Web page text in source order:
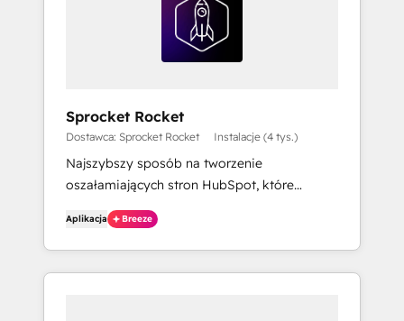
Sprocket Rocket
Dostawca: Sprocket Rocket Instalacje (4 tys.)
Najszybszy sposób na tworzenie
oszałamiających stron HubSpot, które
konwertują. Dzięki prostocie przeciągania i
upuszczania, pomocy sztucznej inteligencji i
sprawdzonym w boju modułom, Sprocket
Rocket przekształca Twoje pomysły w
Aplikacja Breeze